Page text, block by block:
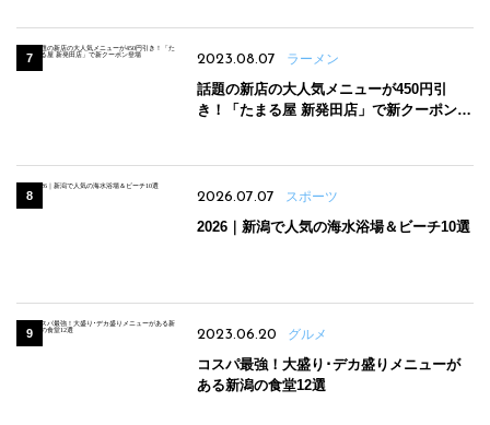
2023.08.07 ラーメン
話題の新店の大人気メニューが450円引
き！「たまる屋 新発田店」で新クーポン登
2026.07.07 スポーツ
2026｜新潟で人気の海水浴場＆ビーチ10選
2023.06.20 グルメ
コスパ最強！大盛り･デカ盛りメニューが
ある新潟の食堂12選